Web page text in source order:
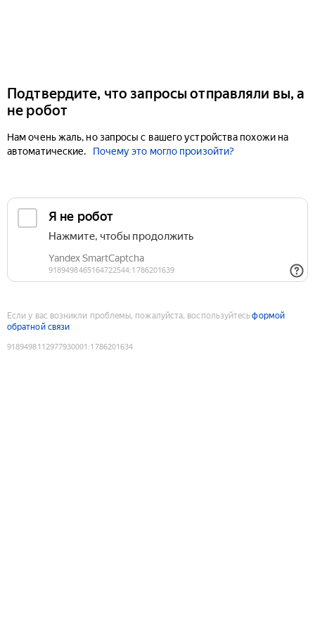
Подтвердите, что запросы отправляли вы, а
не робот
Нам очень жаль, но запросы с вашего устройства похожи на
автоматические.
Почему это могло произойти?
Если у вас возникли проблемы, пожалуйста, воспользуйтесьформой
обратной связи
9189498112977930001 :1786201634